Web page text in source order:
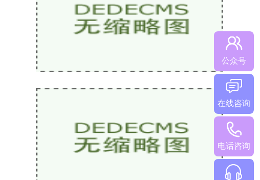
少儿英语网课哪家好？2026热门机构对比
公众号
在线咨询
电话咨询